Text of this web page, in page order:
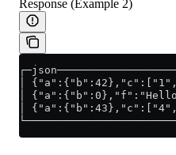
Response (Example 2)
│
│
│